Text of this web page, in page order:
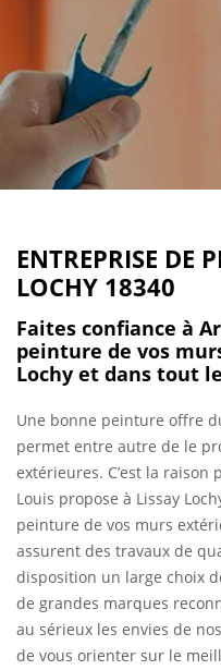
ENTREPRISE DE
LOCHY 18340
Faites confiance à
peinture de vos
Lochy et dans tout
Une bonne peinture offre
permet entre autre de le
extérieures. C’est la
Louis propose à Lissay
peinture de vos murs
assurent des travaux de
disposition un large choix
de grandes marques
au sérieux les envies de
de vous orienter sur le